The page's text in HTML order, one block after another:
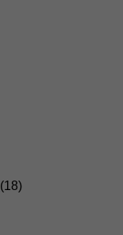
(18)